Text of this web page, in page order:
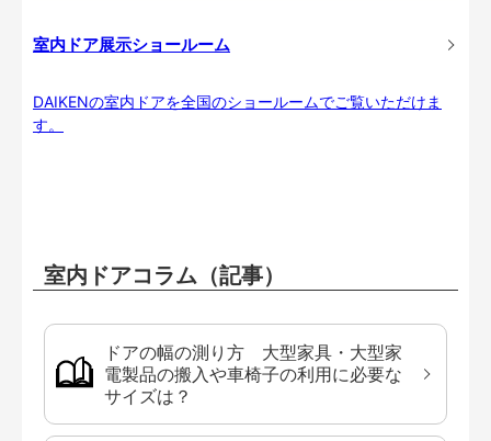
室内ドア展示ショールーム
DAIKENの室内ドアを全国のショールームでご覧いただけま
す。
室内ドアコラム（記事）
ドアの幅の測り方 大型家具・大型家
電製品の搬入や車椅子の利用に必要な
サイズは？